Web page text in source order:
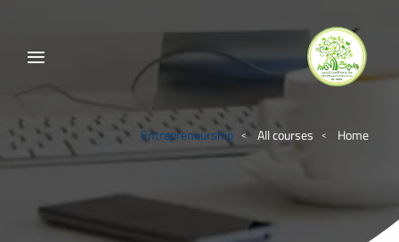
Home
>
All courses
>
Entrepreneurship